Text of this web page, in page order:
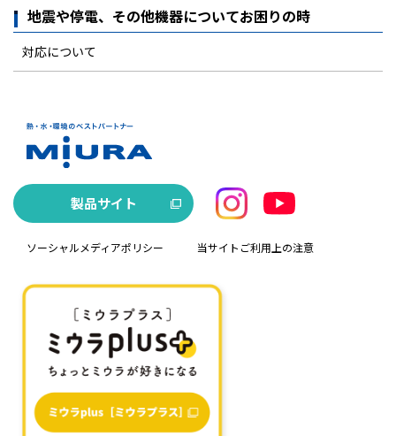
地震や停電、その他機器についてお困りの時
対応について
製品サイト
ソーシャルメディアポリシー 当サイトご利用上の注意